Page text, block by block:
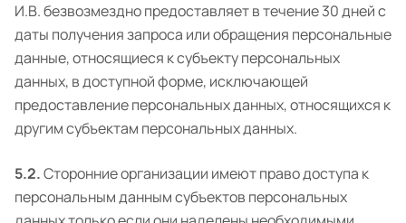
И.В. безвозмездно предоставляет в течение 30 дней с
даты получения запроса или обращения персональные
данные, относящиеся к субъекту персональных
данных, в доступной форме, исключающей
предоставление персональных данных, относящихся к
другим субъектам персональных данных.
5.2.Сторонние организации имеют право доступа к
персональным данным субъектов персональных